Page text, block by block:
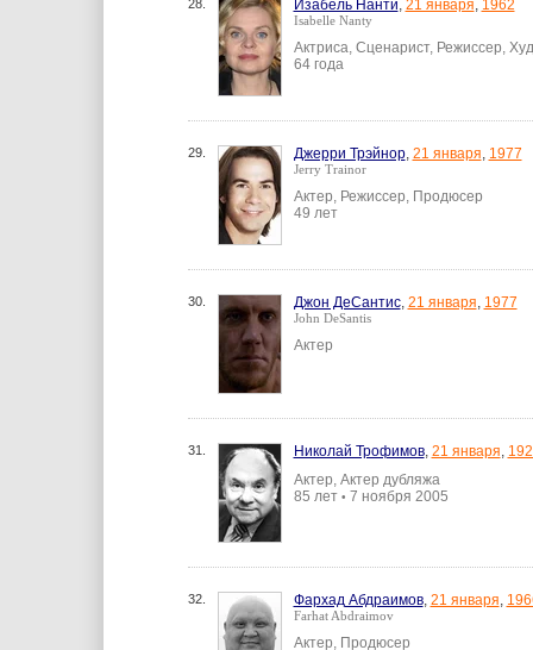
28. Изабель Нанти, 21 января, 1962
Isabelle Nanty
Актриса, Сценарист, Режиссер,
64 года
29. Джерри Трэйнор, 21 января, 1977
Jerry Trainor
Актер, Режиссер, Продюсер
49 лет
30. Джон ДеСантис, 21 января, 1977
John DeSantis
Актер
31. Николай Трофимов, 21 января,
Актер, Актер дубляжа
85 лет • 7 ноября 2005
32. Фархад Абдраимов, 21 января,
Farhat Abdraimov
Актер, Продюсер